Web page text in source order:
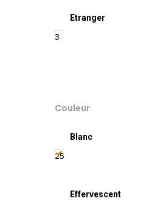
Etranger
3
Couleur
Blanc
25
Effervescent